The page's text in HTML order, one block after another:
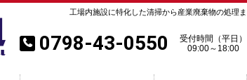
工場内施設に特化した清掃から産業廃棄物の処理
0798-43-0550
受付時間（平日）
09:00～18:00